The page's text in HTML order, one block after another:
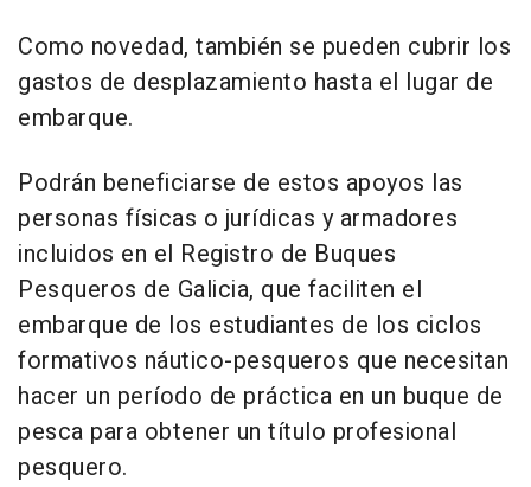
Como novedad, también se pueden cubrir los
gastos de desplazamiento hasta el lugar de
embarque.
Podrán beneficiarse de estos apoyos las
personas físicas o jurídicas y armadores
incluidos en el Registro de Buques
Pesqueros de Galicia, que faciliten el
embarque de los estudiantes de los ciclos
formativos náutico-pesqueros que necesitan
hacer un período de práctica en un buque de
pesca para obtener un título profesional
pesquero.